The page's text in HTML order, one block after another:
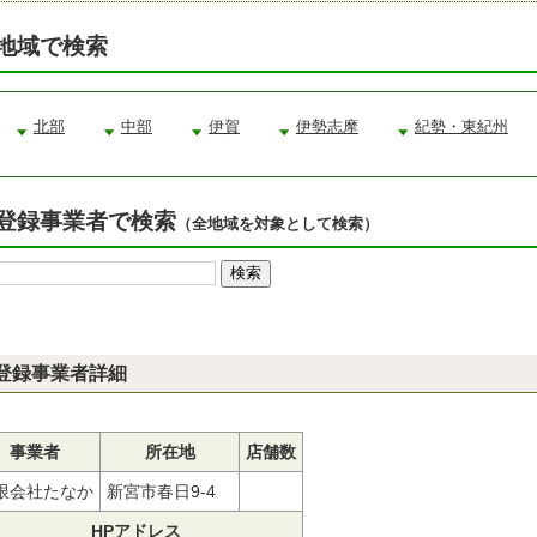
域で検索
北部 中部 伊賀 伊勢志摩 紀勢・東紀州
録事業者で検索 （全地域を対象として検索）
録事業者詳細
事業者 所在地 店舗数
会社たなか 新宮市春日9-4
HPアドレス